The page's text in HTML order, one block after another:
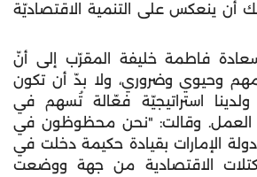
أن ينعكس على التنمية الاقتصاديّة
فاطمة خليفة المقرّب إلى أنّ
مهم وحيوي وضروري، ولا بدّ أن تكون
ولدينا استراتيجيّة فعّالة تُسهم في
العمل. وقالت: "نحن محظوظون في
الإمارات بقيادة حكيمة دخلت في
الاقتصادية من جهة ووضعت